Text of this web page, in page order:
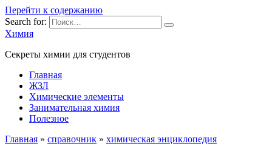
Перейти к содержанию
Search for:
Химия
Секреты химии для студентов
Главная
ЖЗЛ
Химические элементы
Занимательная химия
Полезное
Главная » справочник » химическая энциклопедия